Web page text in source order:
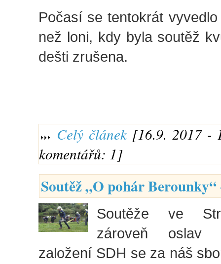
Počasí se tentokrát
než loni, kdy byla soutěž
dešti zrušena.
Celý článek[16.9. 2017 -
komentářů: 1]
Soutěž „O pohár Berounky“
Soutěže ve
zároveň oslav
založení SDH se za náš